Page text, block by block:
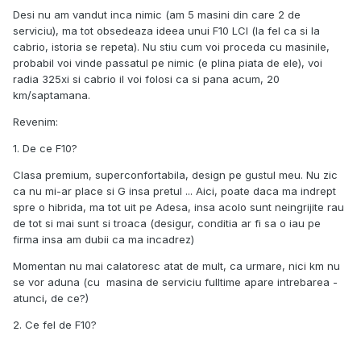
Desi nu am vandut inca nimic (am 5 masini din care 2 de
serviciu), ma tot obsedeaza ideea unui F10 LCI (la fel ca si la
cabrio, istoria se repeta). Nu stiu cum voi proceda cu masinile,
probabil voi vinde passatul pe nimic (e plina piata de ele), voi
radia 325xi si cabrio il voi folosi ca si pana acum, 20
km/saptamana.
Revenim:
1. De ce F10?
Clasa premium, superconfortabila, design pe gustul meu. Nu zic
ca nu mi-ar place si G insa pretul ... Aici, poate daca ma indrept
spre o hibrida, ma tot uit pe Adesa, insa acolo sunt neingrijite rau
de tot si mai sunt si troaca (desigur, conditia ar fi sa o iau pe
firma insa am dubii ca ma incadrez)
Momentan nu mai calatoresc atat de mult, ca urmare, nici km nu
se vor aduna (cu masina de serviciu fulltime apare intrebarea -
atunci, de ce?)
2. Ce fel de F10?